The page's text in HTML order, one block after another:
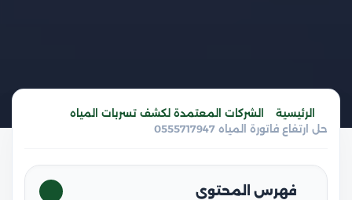
الرئيسية
الشركات المعتمدة لكشف تسربات المياه
حل ارتفاع فاتورة المياه 0555717947
فهرس المحتوى